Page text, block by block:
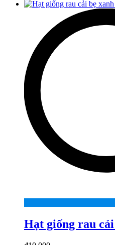
Hạt giống rau